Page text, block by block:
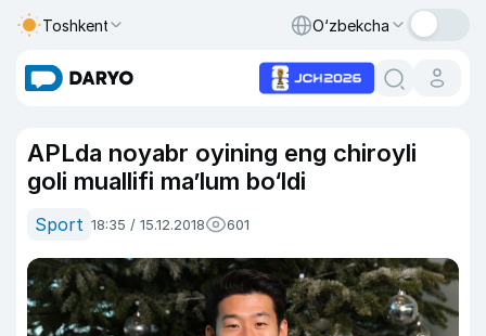
Toshkent O‘zbekcha
APLda noyabr oyining eng chiroyli
goli muallifi ma’lum bo‘ldi
Sport 18:35 / 15.12.2018 601